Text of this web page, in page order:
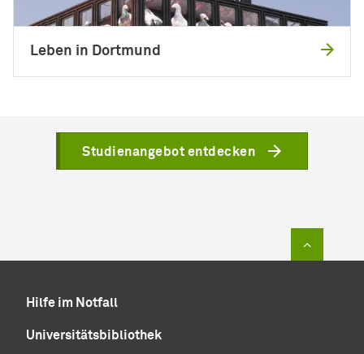
Leben in Dortmund
Studienangebot entdecken
Hilfe im Notfall
Universitätsbibliothek